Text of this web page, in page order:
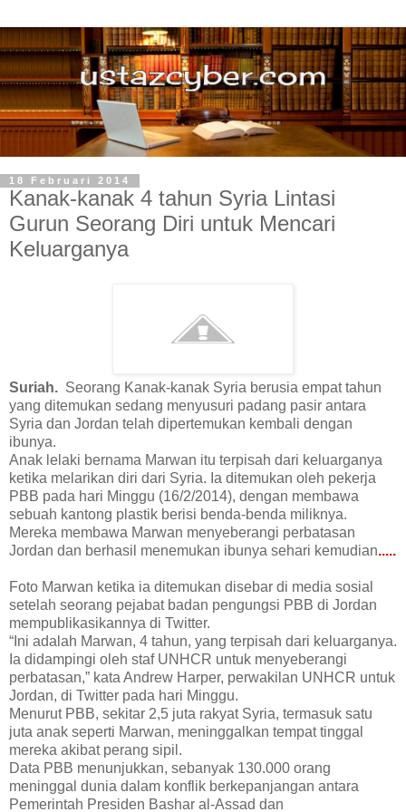
18 Februari 2014
Kanak-kanak 4 tahun Syria Lintasi
Gurun Seorang Diri untuk Mencari
Keluarganya
Suriah. Seorang Kanak-kanak Syria berusia empat tahun
yang ditemukan sedang menyusuri padang pasir antara
Syria dan Jordan telah dipertemukan kembali dengan
ibunya.
Anak lelaki bernama Marwan itu terpisah dari keluarganya
ketika melarikan diri dari Syria. Ia ditemukan oleh pekerja
PBB pada hari Minggu (16/2/2014), dengan membawa
sebuah kantong plastik berisi benda-benda miliknya.
Mereka membawa Marwan menyeberangi perbatasan
Jordan dan berhasil menemukan ibunya sehari kemudian.....
Foto Marwan ketika ia ditemukan disebar di media sosial
setelah seorang pejabat badan pengungsi PBB di Jordan
mempublikasikannya di Twitter.
“Ini adalah Marwan, 4 tahun, yang terpisah dari keluarganya.
Ia didampingi oleh staf UNHCR untuk menyeberangi
perbatasan,” kata Andrew Harper, perwakilan UNHCR untuk
Jordan, di Twitter pada hari Minggu.
Menurut PBB, sekitar 2,5 juta rakyat Syria, termasuk satu
juta anak seperti Marwan, meninggalkan tempat tinggal
mereka akibat perang sipil.
Data PBB menunjukkan, sebanyak 130.000 orang
meninggal dunia dalam konflik berkepanjangan antara
Pemerintah Presiden Bashar al-Assad dan